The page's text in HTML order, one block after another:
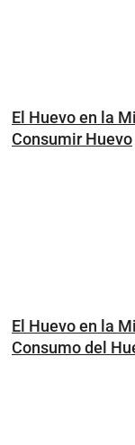
El Huevo en la
Consumir Huevo
El Huevo en la
Consumo del